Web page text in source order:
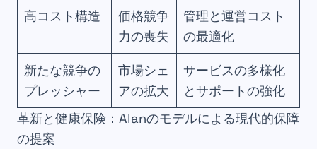
高コスト構造
価格競争
力の喪失
管理と運営コスト
の最適化
新たな競争の
プレッシャー
市場シェ
アの拡大
サービスの多様化
とサポートの強化
革新と健康保険：Alanのモデルによる現代的保障
の提案